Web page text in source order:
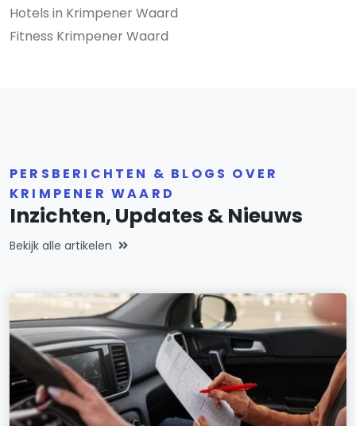
Hotels in Krimpener Waard
Fitness Krimpener Waard
PERSBERICHTEN & BLOGS OVER
KRIMPENER WAARD
Inzichten, Updates & Nieuws
Bekijk alle artikelen